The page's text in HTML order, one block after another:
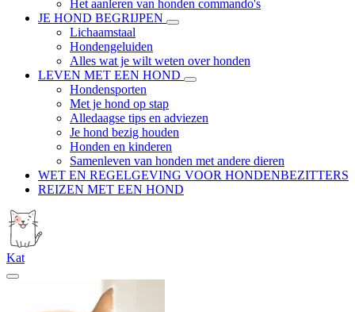
Het aanleren van honden commando's
JE HOND BEGRIJPEN
Lichaamstaal
Hondengeluiden
Alles wat je wilt weten over honden
LEVEN MET EEN HOND
Hondensporten
Met je hond op stap
Alledaagse tips en adviezen
Je hond bezig houden
Honden en kinderen
Samenleven van honden met andere dieren
WET EN REGELGEVING VOOR HONDENBEZITTERS
REIZEN MET EEN HOND
Kat